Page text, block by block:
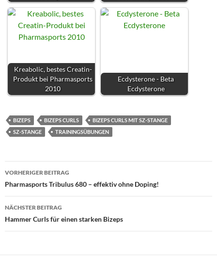
Kreabolic, bestes Creatin-
Produkt bei Pharmasports
2010
Ecdysterone - Beta
Ecdysterone
BIZEPS BIZEPS CURLS
BIZEPS CURLS MIT SZ-STANGE
SZ-STANGE
TRAININGSÜBUNGEN
Beitragsnavigation
VORHERIGER BEITRAG
Pharmasports Tribulus 680 – effektiv ohne Doping!
NÄCHSTER BEITRAG
Hammer Curls für einen starken Bizeps